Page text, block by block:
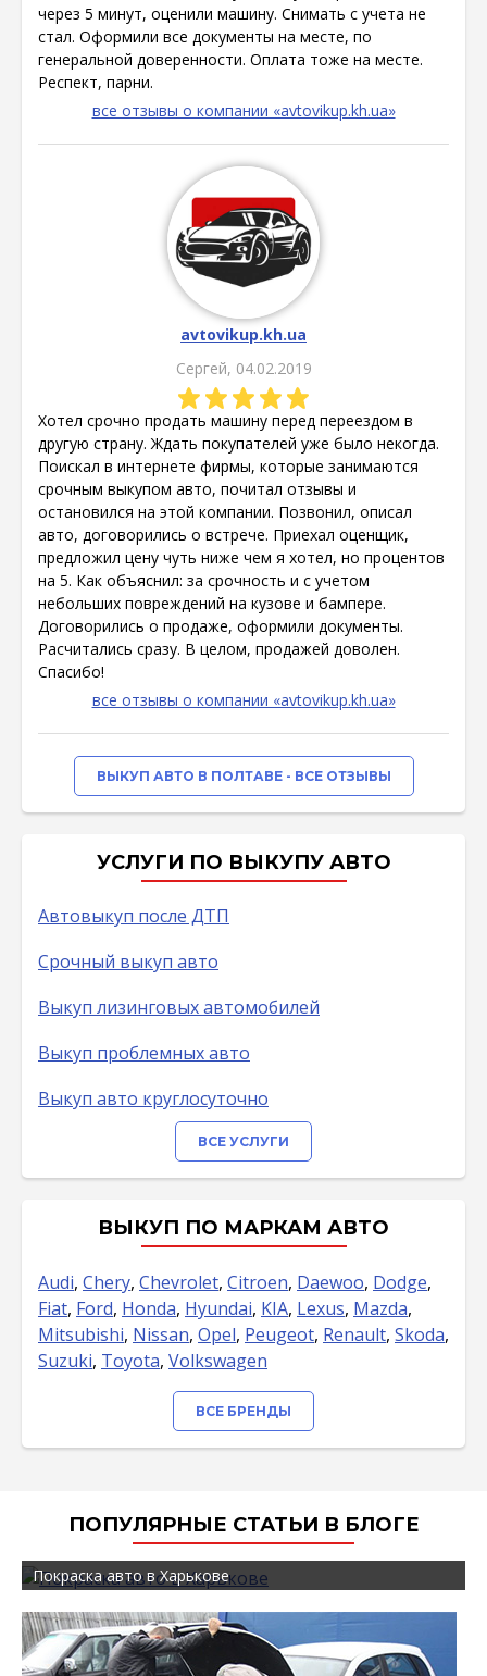
через 5 минут, оценили машину. Снимать с учета не
стал. Оформили все документы на месте, по
генеральной доверенности. Оплата тоже на месте.
Респект, парни.
все отзывы о компании «avtovikup.kh.ua»
avtovikup.kh.ua
Сергей, 04.02.2019
Хотел срочно продать машину перед переездом в
другую страну. Ждать покупателей уже было некогда.
Поискал в интернете фирмы, которые занимаются
срочным выкупом авто, почитал отзывы и
остановился на этой компании. Позвонил, описал
авто, договорились о встрече. Приехал оценщик,
предложил цену чуть ниже чем я хотел, но процентов
на 5. Как объяснил: за срочность и с учетом
небольших повреждений на кузове и бампере.
Договорились о продаже, оформили документы.
Расчитались сразу. В целом, продажей доволен.
Спасибо!
все отзывы о компании «avtovikup.kh.ua»
ВЫКУП АВТО В ПОЛТАВЕ - ВСЕ ОТЗЫВЫ
УСЛУГИ ПО ВЫКУПУ АВТО
Автовыкуп после ДТП
Срочный выкуп авто
Выкуп лизинговых автомобилей
Выкуп проблемных авто
Выкуп авто круглосуточно
ВСЕ УСЛУГИ
ВЫКУП ПО МАРКАМ АВТО
Audi, Chery, Chevrolet, Citroen, Daewoo, Dodge,
Fiat, Ford, Honda, Hyundai, KIA, Lexus, Mazda,
Mitsubishi, Nissan, Opel, Peugeot, Renault, Skoda,
Suzuki, Toyota, Volkswagen
ВСЕ БРЕНДЫ
ПОПУЛЯРНЫЕ СТАТЬИ В БЛОГЕ
Покраска авто в Харькове